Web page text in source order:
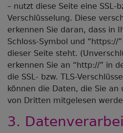
– nutzt diese Seite eine SSL-
Verschlüsselung. Diese
erkennen Sie daran, dass in
Schloss-Symbol und “https://
dieser Seite steht.
erkennen Sie an “http://” in
die SSL- bzw. TLS-
können die Daten, die Sie
von Dritten mitgelesen
3.